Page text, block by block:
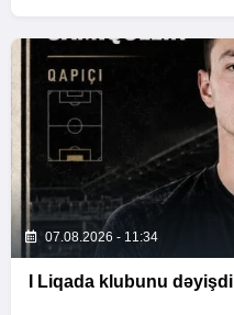
07.08.2026 - 11:34
I Liqada klubunu dəyişdi